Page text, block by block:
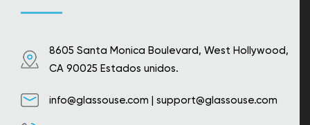
8605 Santa Monica Boulevard, West Hollywood,
CA 90025 Estados unidos.
info@glassouse.com | support@glassouse.com